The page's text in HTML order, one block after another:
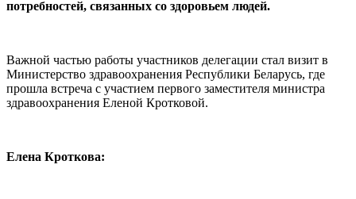
потребностей, связанных со здоровьем людей.
Важной частью работы участников делегации стал визит в
Министерство здравоохранения Республики Беларусь, где
прошла встреча с участием первого заместителя министра
здравоохранения Еленой Кротковой.
Елена Кроткова: